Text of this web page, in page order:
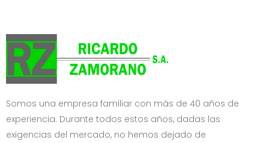
Somos una empresa familiar con más de 40 años de
experiencia. Durante todos estos años, dadas las
exigencias del mercado, no hemos dejado de